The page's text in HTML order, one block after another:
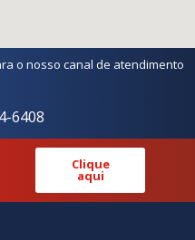
o nosso canal de atendimento
6408
Clique
aqui